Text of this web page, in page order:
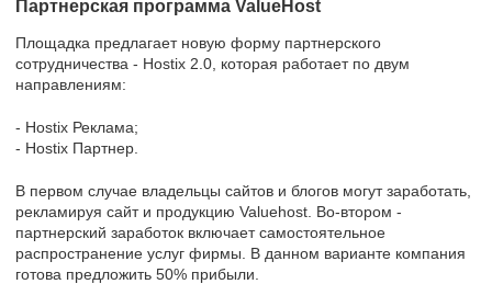
Партнерская программа ValueHost
Площадка предлагает новую форму партнерского
сотрудничества - Hostix 2.0, которая работает по двум
направлениям:
- Hostix Реклама;
- Hostix Партнер.
В первом случае владельцы сайтов и блогов могут заработать,
рекламируя сайт и продукцию Valuehost. Во-втором -
партнерский заработок включает самостоятельное
распространение услуг фирмы. В данном варианте компания
готова предложить 50% прибыли.